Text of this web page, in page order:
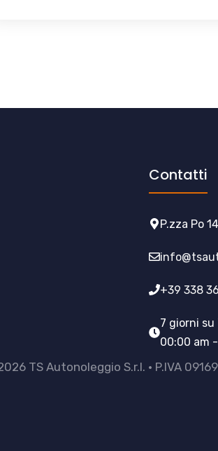
Contatti
P.zza Po
+39 338
7 giorni su
00:00 am
TS Autonoleggio S.r.l. • P.IVA